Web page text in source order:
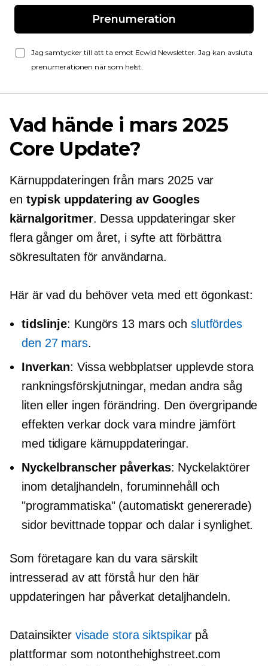
Prenumeration
Jag samtycker till att ta emot Ecwid Newsletter. Jag kan avsluta
prenumerationen när som helst.
Vad hände i mars 2025
Core Update?
Kärnuppdateringen från mars 2025 var
en typisk uppdatering av Googles
kärnalgoritmer. Dessa uppdateringar sker
flera gånger om året, i syfte att förbättra
sökresultaten för användarna.
Här är vad du behöver veta med ett ögonkast:
tidslinje: Kungörs 13 mars och slutfördes
den 27 mars.
Inverkan: Vissa webbplatser upplevde stora
rankningsförskjutningar, medan andra såg
liten eller ingen förändring. Den övergripande
effekten verkar dock vara mindre jämfört
med tidigare kärnuppdateringar.
Nyckelbranscher påverkas: Nyckelaktörer
inom detaljhandeln, foruminnehåll och
"programmatiska" (automatiskt genererade)
sidor bevittnade toppar och dalar i synlighet.
Som företagare kan du vara särskilt
intresserad av att förstå hur den här
uppdateringen har påverkat detaljhandeln.
Datainsikter visade stora siktspikarpå
plattformar som notonthehighstreet.com